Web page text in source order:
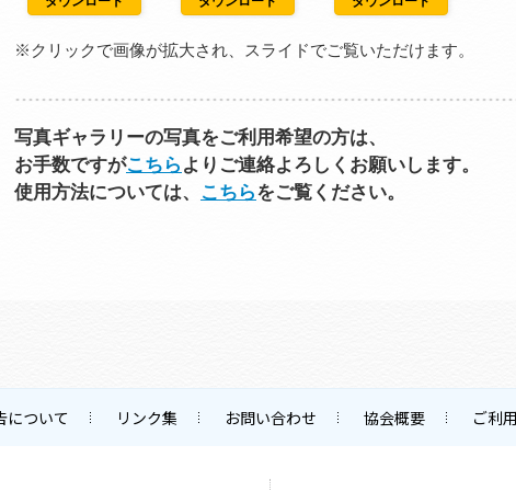
※クリックで画像が拡大され、スライドでご覧いただけます。
写真ギャラリーの写真をご利用希望の方は、
お手数ですがこちら よりご連絡よろしくお願いします。
使用方法については、
こちらをご覧ください。
について リンク集 お問い合わせ 協会概要 ご利